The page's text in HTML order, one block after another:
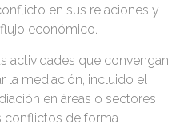
en sus relaciones y
económico.
actividades que convengan
la mediación, incluido el
en áreas o sectores
conflictos de forma